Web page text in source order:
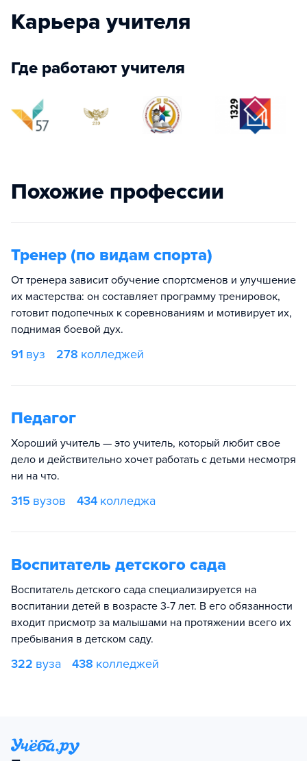
Карьера учителя
Где работают учителя
Похожие профессии
Тренер (по видам спорта)
От тренера зависит обучение спортсменов и улучшение
их мастерства: он составляет программу тренировок,
готовит подопечных к соревнованиям и мотивирует их,
поднимая боевой дух.
91 вуз 278 колледжей
Педагог
Хороший учитель — это учитель, который любит свое
дело и действительно хочет работать с детьми несмотря
ни на что.
315 вузов 434 колледжа
Воспитатель детского сада
Воспитатель детского сада специализируется на
воспитании детей в возрасте 3-7 лет. В его обязанности
входит присмотр за малышами на протяжении всего их
пребывания в детском саду.
322 вуза 438 колледжей